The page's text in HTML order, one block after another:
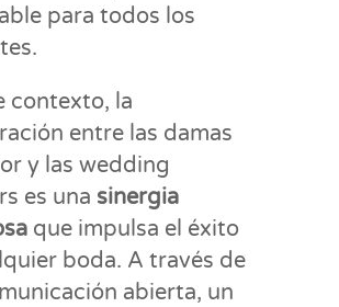
para todos los
contexto, la
entre las damas
y las wedding
es una sinergia
que impulsa el éxito
boda. A través de
abierta, un